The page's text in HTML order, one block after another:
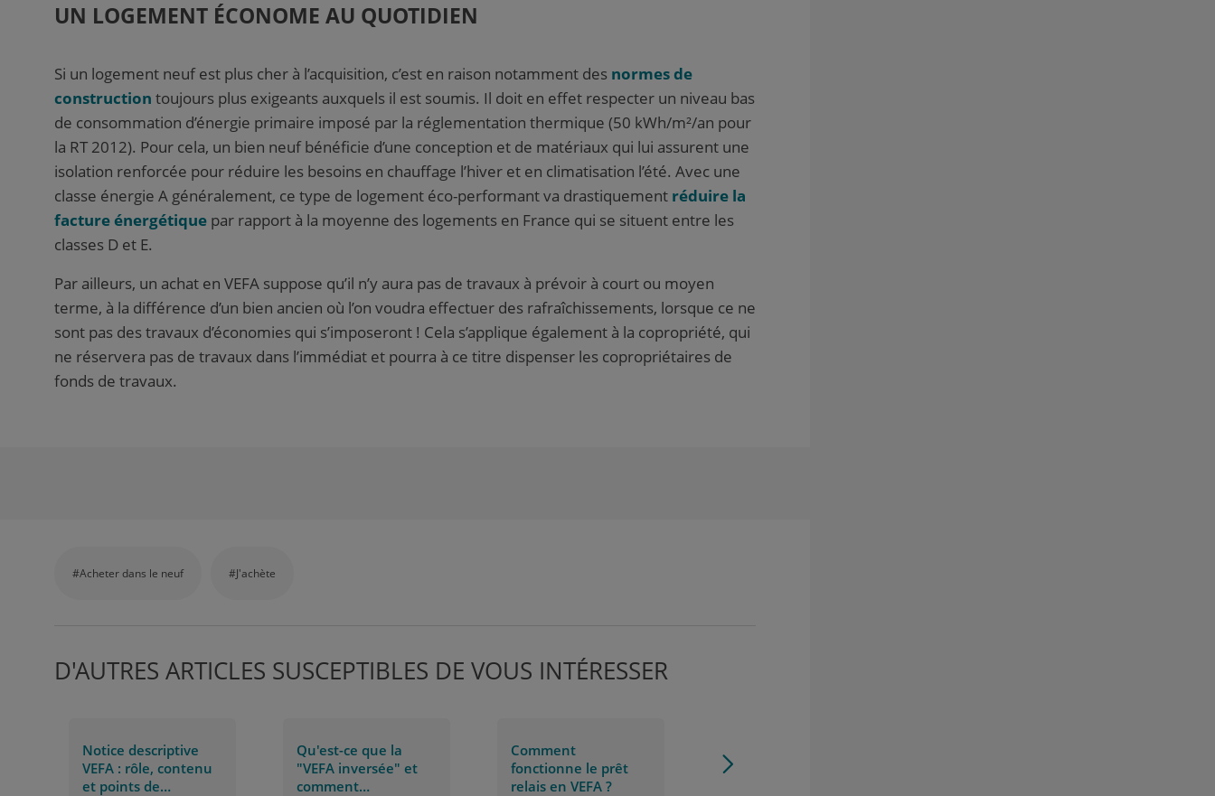
UN LOGEMENT ÉCONOME AU QUOTIDIEN
Si un logement neuf est plus cher à l’acquisition, c’est en raison notamment des normes de
construction toujours plus exigeants auxquels il est soumis. Il doit en effet respecter un niveau bas
de consommation d’énergie primaire imposé par la réglementation thermique (50 kWh/m²/an pour
la RT 2012). Pour cela, un bien neuf bénéficie d’une conception et de matériaux qui lui assurent une
isolation renforcée pour réduire les besoins en chauffage l’hiver et en climatisation l’été. Avec une
classe énergie A généralement, ce type de logement éco-performant va drastiquement réduire la
facture énergétique par rapport à la moyenne des logements en France qui se situent entre les
classes D et E.
Par ailleurs, un achat en VEFA suppose qu’il n’y aura pas de travaux à prévoir à court ou moyen
terme, à la différence d’un bien ancien où l’on voudra effectuer des rafraîchissements, lorsque ce ne
sont pas des travaux d’économies qui s’imposeront ! Cela s’applique également à la copropriété, qui
ne réservera pas de travaux dans l’immédiat et pourra à ce titre dispenser les copropriétaires de
fonds de travaux.
#Acheter dans le neuf #J'achète
D'AUTRES ARTICLES SUSCEPTIBLES DE VOUS INTÉRESSER
Notice descriptive
VEFA : rôle, contenu
et points de
Qu'est-ce que la
"VEFA inversée" et
comment
Comment
fonctionne le prêt
relais en VEFA ?